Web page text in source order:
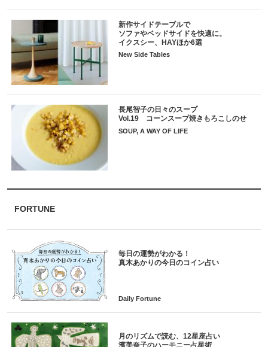
新作サイドテーブルで
ソファやベッドサイドを快適に。
イクスシー、HAYほか6選
New Side Tables
長尾智子の日々のスープ
Vol.19 コーンスープ焼きもろこしのせ
SOUP, A WAY OF LIFE
FORTUNE
毎日の運勢がわかる！
月のリズムで読む、12星座占い